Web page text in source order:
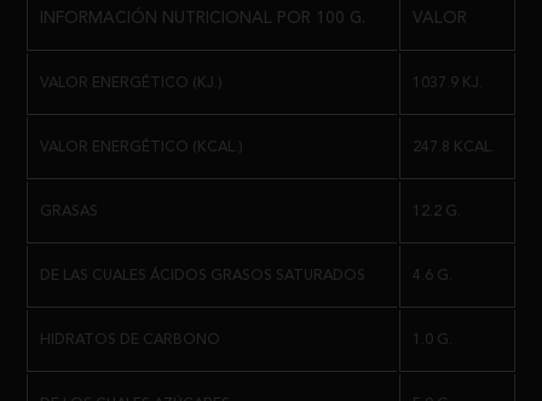
INFORMACIÓN NUTRICIONAL POR 100 G. VALOR
VALOR ENERGÉTICO (KJ.) 1037.9 KJ.
VALOR ENERGÉTICO (KCAL.) 247.8 KCAL.
GRASAS 12.2 G.
DE LAS CUALES ÁCIDOS GRASOS SATURADOS 4.6 G.
HIDRATOS DE CARBONO 1.0 G.